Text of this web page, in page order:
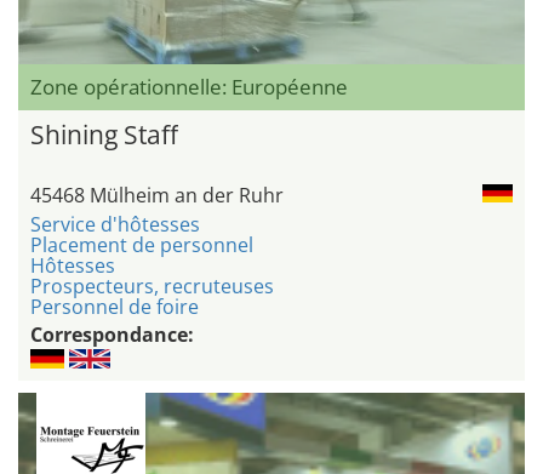
Zone opérationnelle: Européenne
Shining Staff
45468 Mülheim an der Ruhr
Service d'hôtesses
Placement de personnel
Hôtesses
Prospecteurs, recruteuses
Personnel de foire
Correspondance: